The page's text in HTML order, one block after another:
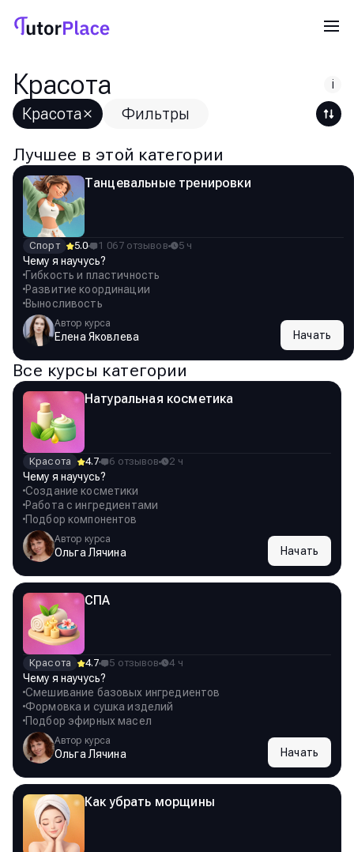
Красота i
Красота Фильтры
Лучшее в этой категории
Танцевальные тренировки
Спорт 5.0 1 067 отзывов 5 ч
Чему я научусь?
Гибкость и пластичность
Развитие координации
Выносливость
Автор курса
Елена Яковлева Начать
Все курсы категории
Натуральная косметика
Красота 4.7 6 отзывов 2 ч
Чему я научусь?
Создание косметики
Работа с ингредиентами
Подбор компонентов
Автор курса
Ольга Лячина Начать
СПА
Красота 4.7 5 отзывов 4 ч
Чему я научусь?
Смешивание базовых ингредиентов
Формовка и сушка изделий
Подбор эфирных масел
Автор курса
Ольга Лячина Начать
Как убрать морщины